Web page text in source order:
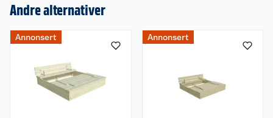
Andre alternativer
Annonsert Annonsert
Butikker
Om oss
Våre merkevarer